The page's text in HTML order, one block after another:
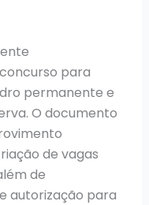
para
permanente e
O documento
de vagas
de
autorização para